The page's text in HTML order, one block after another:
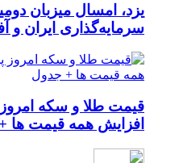
یزد، امسال میزبان
سرمایه‌گذاری ایران و
افزایش همه قیمت ها